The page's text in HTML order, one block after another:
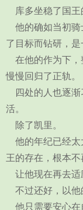
库多坐稳了国王
他的确如当初骑
了目标而钻研，是
在他的作为下，
慢慢回归了正轨。
四处的人也逐渐
活。
除了凯里。
他的年纪已经太
王的存在，根本不
让他现在再去适
不过还好，以他
他只需要安心在